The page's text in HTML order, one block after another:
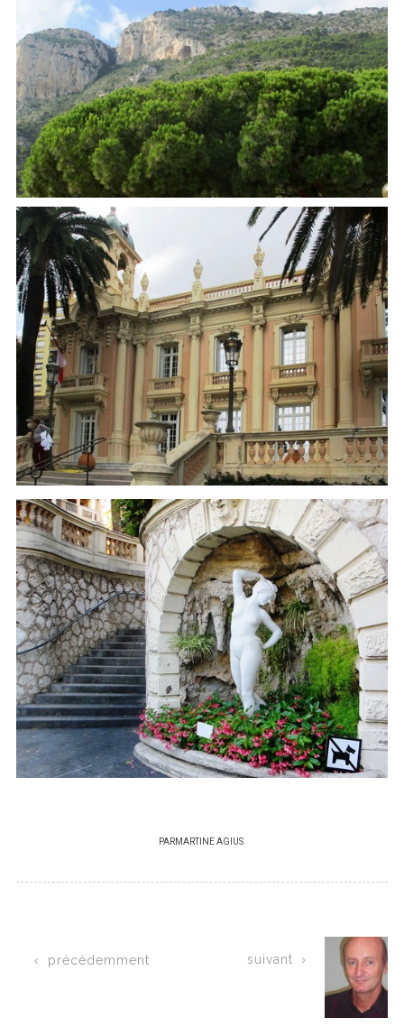
PARMARTINE AGIUS
précédemment suivant